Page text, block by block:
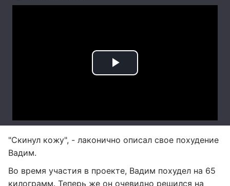
"Скинул кожу", - лаконично описал свое похудение
Вадим.
Во время участия в проекте, Вадим похудел на 65
килограмм. Теперь же он очевидно решился на